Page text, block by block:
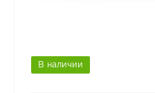
В наличии